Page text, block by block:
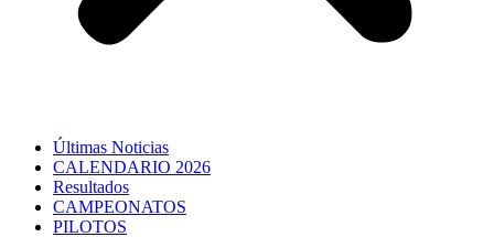
Últimas Noticias
CALENDARIO 2026
Resultados
CAMPEONATOS
PILOTOS